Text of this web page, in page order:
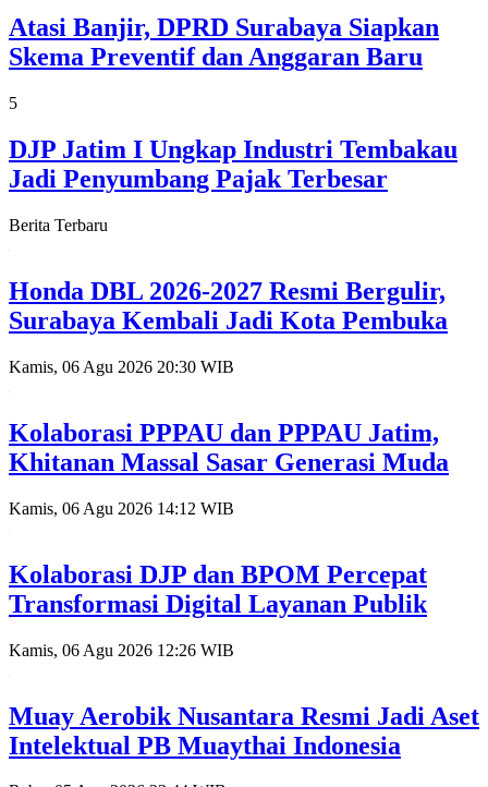
Atasi Banjir, DPRD Surabaya Siapkan
Skema Preventif dan Anggaran Baru
5
DJP Jatim I Ungkap Industri Tembakau
Jadi Penyumbang Pajak Terbesar
Berita Terbaru
Honda DBL 2026-2027 Resmi Bergulir,
Surabaya Kembali Jadi Kota Pembuka
Kamis, 06 Agu 2026 20:30 WIB
Kolaborasi PPPAU dan PPPAU Jatim,
Khitanan Massal Sasar Generasi Muda
Kamis, 06 Agu 2026 14:12 WIB
Kolaborasi DJP dan BPOM Percepat
Transformasi Digital Layanan Publik
Kamis, 06 Agu 2026 12:26 WIB
Muay Aerobik Nusantara Resmi Jadi Aset
Intelektual PB Muaythai Indonesia